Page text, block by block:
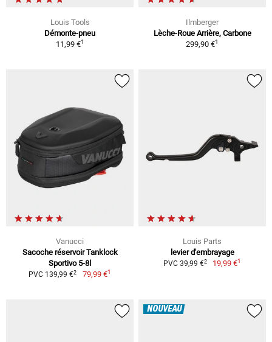
Louis Tools
Démonte-pneu
11,99 €1
Ilmberger
Lèche-Roue Arrière, Carbone
299,90 €1
Vanucci
Sacoche réservoir Tanklock
Sportivo 5-8l
PVC 139,99 €2 79,99 €1
Louis Parts
levier d'embrayage
PVC 39,99 €2 19,99 €1
NOUVEAU